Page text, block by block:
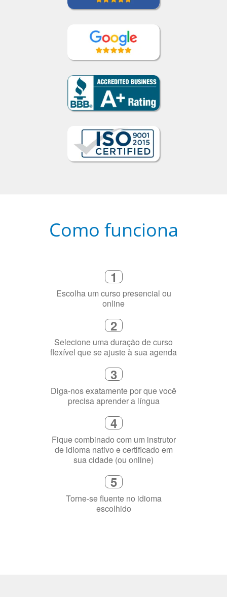
Como funciona
1
Escolha um curso presencial ou
online
2
Selecione uma duração de curso
flexível que se ajuste à sua agenda
3
Diga-nos exatamente por que você
precisa aprender a língua
4
Fique combinado com um instrutor
de idioma nativo e certificado em
sua cidade (ou online)
5
Torne-se fluente no idioma
escolhido